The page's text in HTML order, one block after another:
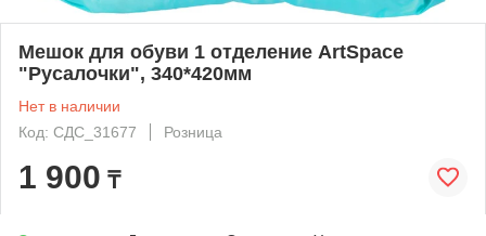
Мешок для обуви 1 отделение ArtSpace
"Русалочки", 340*420мм
Нет в наличии
Код: СДС_31677
Розница
1 900 ₸